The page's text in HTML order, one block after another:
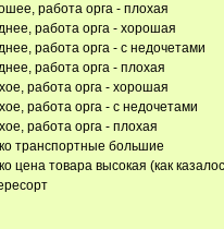
работа орга - плохая
работа орга - хорошая
работа орга - с недочетами
работа орга - плохая
работа орга - хорошая
работа орга - с недочетами
работа орга - плохая
транспортные большие
цена товара высокая (как